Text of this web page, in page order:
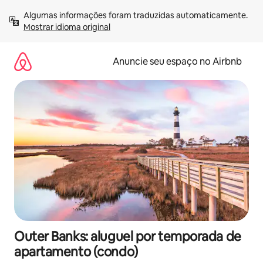
para
Mostrar idioma original
Anuncie seu espaço no Airbnb
Outer Banks: aluguel por temporada de
apartamento (condo)